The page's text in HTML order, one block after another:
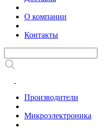
О компании
Контакты
Производители
Микроэлектроника